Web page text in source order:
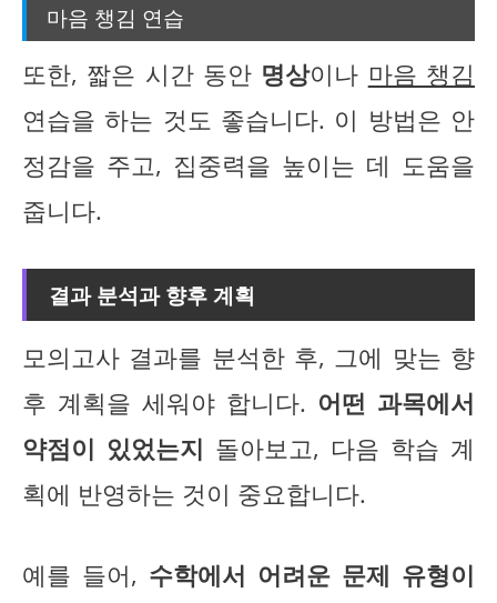
마음 챙김 연습
또한, 짧은 시간 동안 명상이나 마음 챙김
연습을 하는 것도 좋습니다. 이 방법은 안
정감을 주고, 집중력을 높이는 데 도움을
줍니다.
결과 분석과 향후 계획
모의고사 결과를 분석한 후, 그에 맞는 향
후 계획을 세워야 합니다. 어떤 과목에서
약점이 있었는지 돌아보고, 다음 학습 계
획에 반영하는 것이 중요합니다.
예를 들어, 수학에서 어려운 문제 유형이